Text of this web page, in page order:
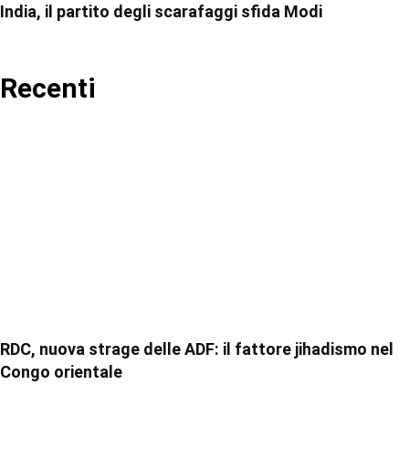
India, il partito degli scarafaggi sfida Modi
Recenti
RDC, nuova strage delle ADF: il fattore jihadismo nel
Congo orientale